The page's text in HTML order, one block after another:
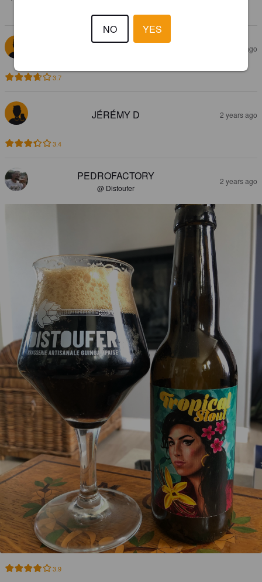
2 years ago
3.7
JÉRÉMY D 2 years ago
3.4
PEDROFACTORY
@ Distoufer
2 years ago
3.9
NO YES